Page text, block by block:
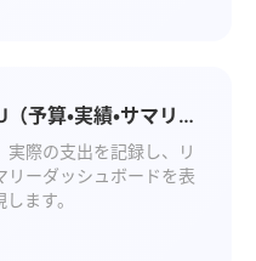
予算・実績・サマリ
実際の支出を記録し、リ
リーダッシュボードを表
ます。